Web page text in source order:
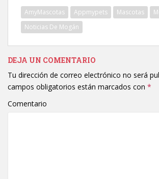
AmyMascotas Appmypets Mascotas
Noticias De Mogán
DEJA UN COMENTARIO
Tu dirección de correo electrónico no será
campos obligatorios están marcados con *
Comentario